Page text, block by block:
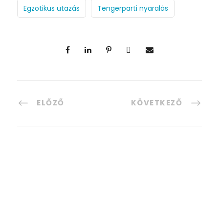
Egzotikus utazás Tengerparti nyaralás
ELŐZŐ KÖVETKEZŐ